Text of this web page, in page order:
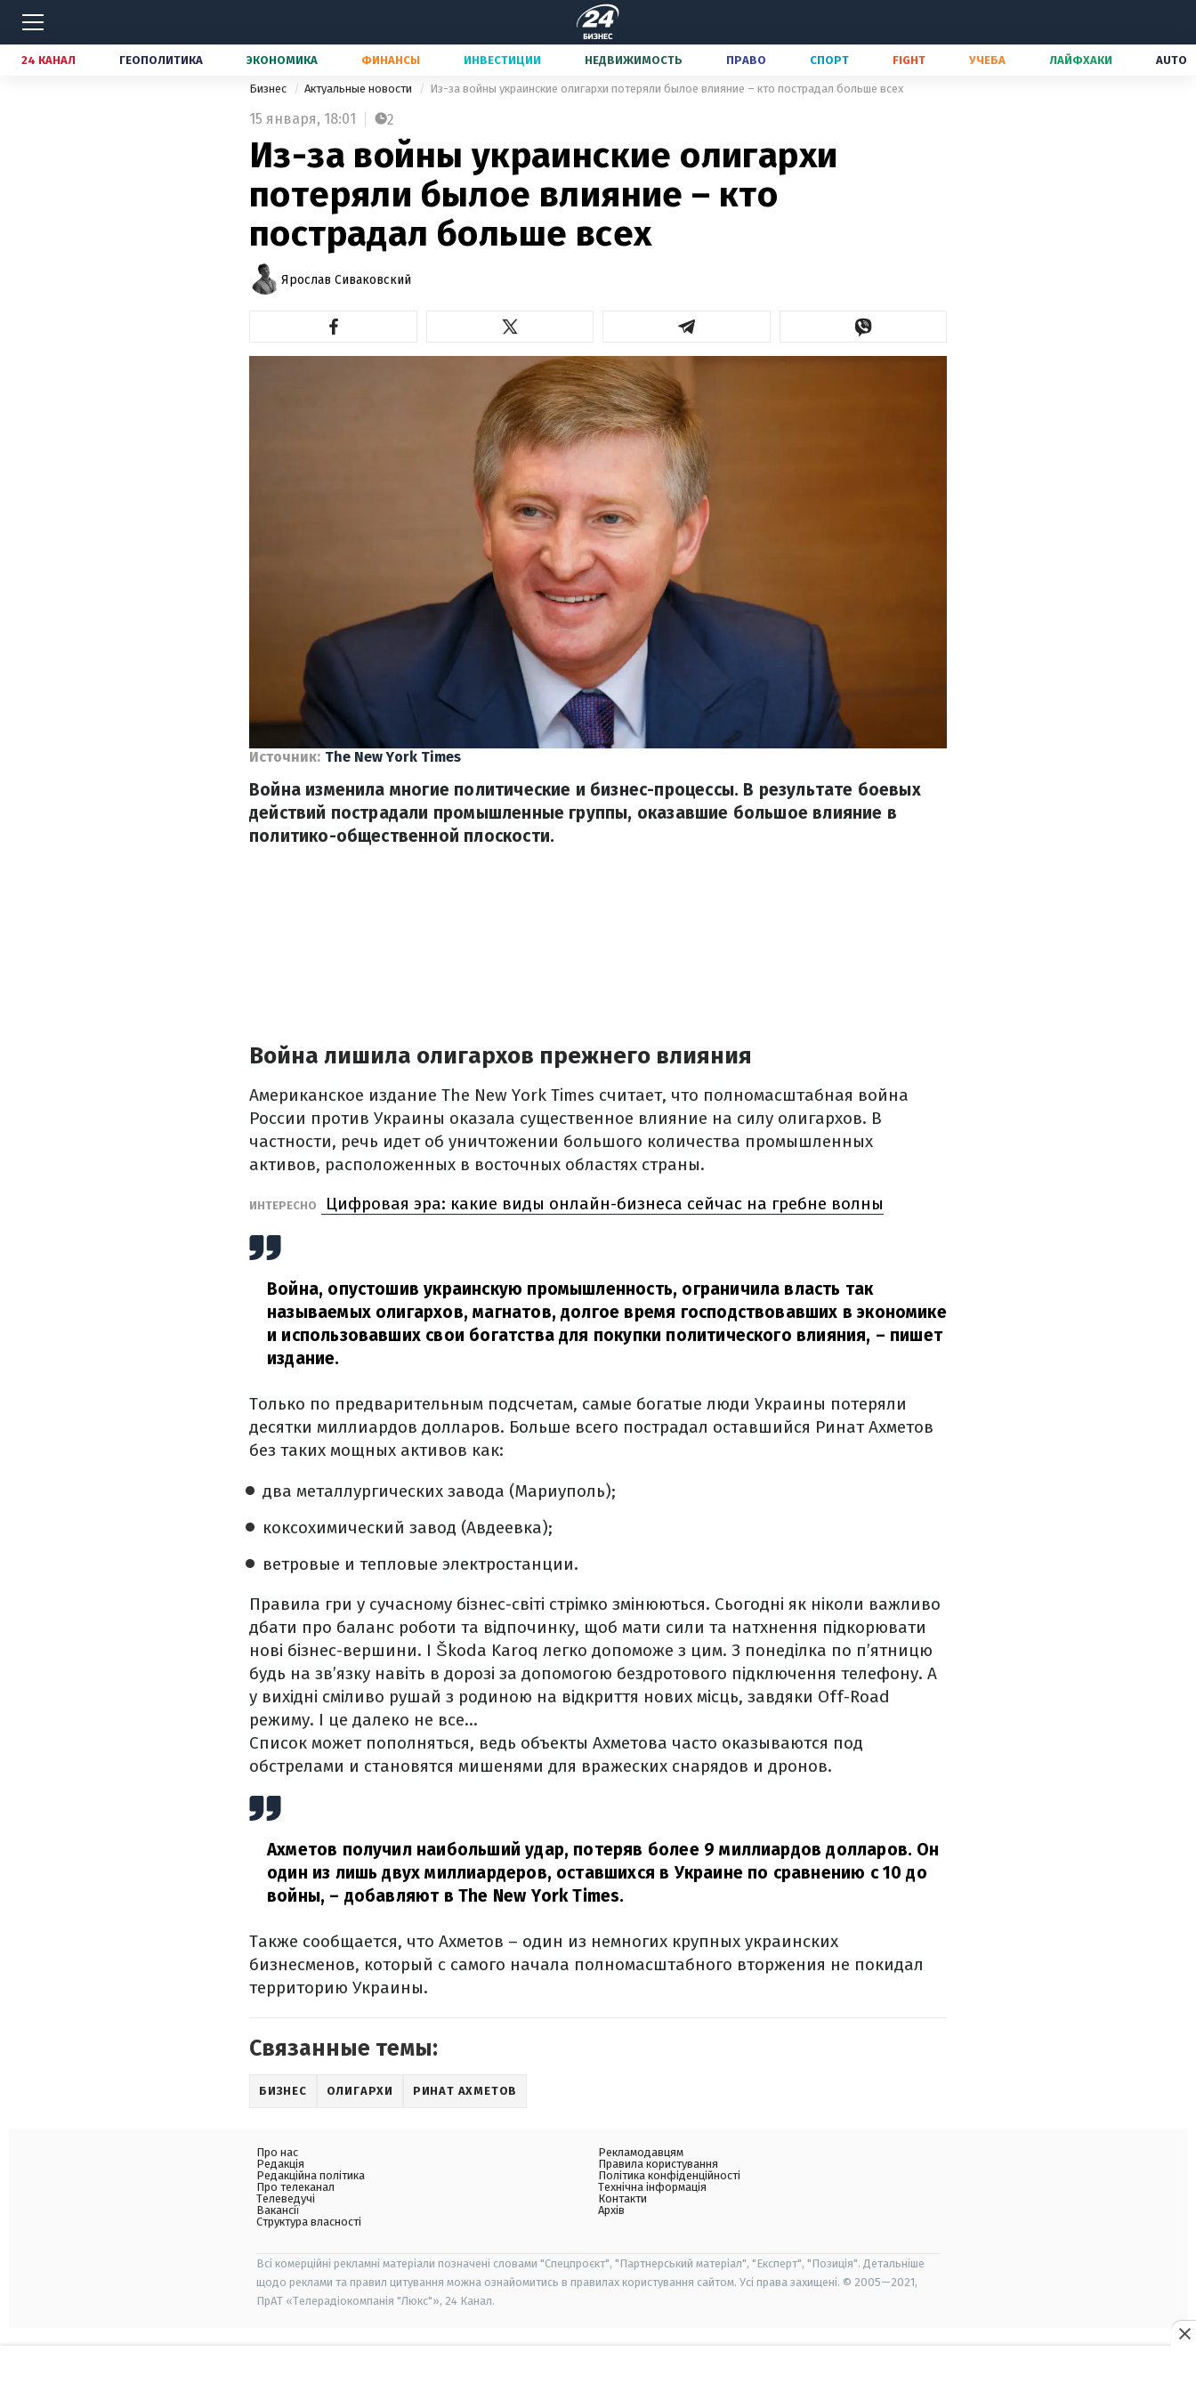
24 КАНАЛ ГЕОПОЛИТИКА ЭКОНОМИКА ФИНАНСЫ ИНВЕСТИЦИИ НЕДВИЖИМОСТЬ ПРАВО СПОРТ FIGHT УЧЕБА ЛАЙФХАКИ AUTO
Бизнес Актуальные новости Из-за войны украинские олигархи потеряли былое влияние – кто пострадал больше всех
15 января, 18:01 2
Из-за войны украинские олигархи
потеряли былое влияние – кто
пострадал больше всех
Ярослав Сиваковский
Источник: The New York Times
Война изменила многие политические и бизнес-процессы. В результате боевых
действий пострадали промышленные группы, оказавшие большое влияние в
политико-общественной плоскости.
Война лишила олигархов прежнего влияния
Американское издание The New York Times считает, что полномасштабная война
России против Украины оказала существенное влияние на силу олигархов. В
частности, речь идет об уничтожении большого количества промышленных
активов, расположенных в восточных областях страны.
ИНТЕРЕСНО Цифровая эра: какие виды онлайн-бизнеса сейчас на гребне волны
Война, опустошив украинскую промышленность, ограничила власть так
называемых олигархов, магнатов, долгое время господствовавших в экономике
и использовавших свои богатства для покупки политического влияния, – пишет
издание.
Только по предварительным подсчетам, самые богатые люди Украины потеряли
десятки миллиардов долларов. Больше всего пострадал оставшийся Ринат Ахметов
без таких мощных активов как:
два металлургических завода (Мариуполь);
коксохимический завод (Авдеевка);
ветровые и тепловые электростанции.
Правила гри у сучасному бізнес-світі стрімко змінюються. Сьогодні як ніколи важливо
дбати про баланс роботи та відпочинку, щоб мати сили та натхнення підкорювати
нові бізнес-вершини. І Škoda Karoq легко допоможе з цим. З понеділка по п’ятницю
будь на зв’язку навіть в дорозі за допомогою бездротового підключення телефону. А
у вихідні сміливо рушай з родиною на відкриття нових місць, завдяки Off-Road
режиму. І це далеко не все…
Список может пополняться, ведь объекты Ахметова часто оказываются под
обстрелами и становятся мишенями для вражеских снарядов и дронов.
Ахметов получил наибольший удар, потеряв более 9 миллиардов долларов. Он
один из лишь двух миллиардеров, оставшихся в Украине по сравнению с 10 до
войны, – добавляют в The New York Times.
Также сообщается, что Ахметов – один из немногих крупных украинских
бизнесменов, который с самого начала полномасштабного вторжения не покидал
территорию Украины.
Связанные темы:
БИЗНЕС ОЛИГАРХИ РИНАТ АХМЕТОВ
Про нас
Редакція
Редакційна політика
Про телеканал
Телеведучі
Вакансії
Структура власності
Рекламодавцям
Правила користування
Політика конфіденційності
Технічна інформація
Контакти
Архів
Всі комерційні рекламні матеріали позначені словами "Спецпроєкт", "Партнерський матеріал", "Експерт", "Позиція". Детальніше
щодо реклами та правил цитування можна ознайомитись в правилах користування сайтом. Усі права захищені. © 2005—2021,
ПрАТ «Телерадіокомпанія "Люкс"», 24 Канал.